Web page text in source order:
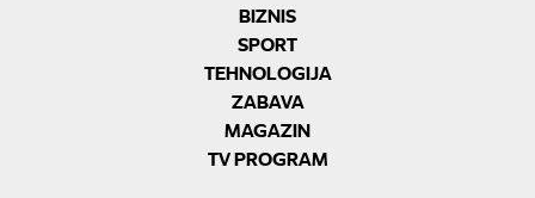
BIZNIS
SPORT
TEHNOLOGIJA
ZABAVA
MAGAZIN
TV PROGRAM